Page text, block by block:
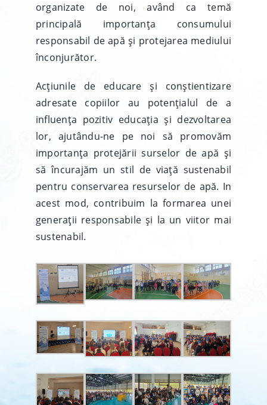
organizate de noi, având ca temă
principală importanța consumului
responsabil de apă și protejarea mediului
înconjurător.
Acțiunile de educare și conștientizare
adresate copiilor au potențialul de a
influența pozitiv educația și dezvoltarea
lor, ajutându-ne pe noi să promovăm
importanța protejării surselor de apă și
să încurajăm un stil de viață sustenabil
pentru conservarea resurselor de apă. In
acest mod, contribuim la formarea unei
generații responsabile și la un viitor mai
sustenabil.